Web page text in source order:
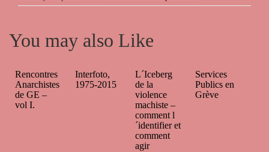
You may also Like
Rencontres
Anarchistes
de GE –
vol I.
Interfoto,
1975-2015
L´Iceberg
de la
violence
machiste –
comment l
´identifier et
comment
agir
Services
Publics en
Grève